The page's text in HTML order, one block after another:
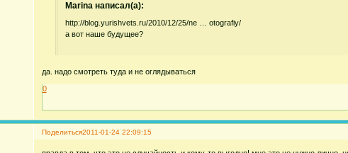
Marina написал(а):
http://blog.yurishvets.ru/2010/12/25/ne … otografiy/
а вот наше будущее?
да. надо смотреть туда и не оглядываться
0
Поделиться2011-01-24 22:09:15